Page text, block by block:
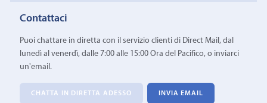
Contattaci
Puoi chattare in diretta con il servizio clienti di Direct Mail, dal
lunedì al venerdì, dalle 7:00 alle 15:00 Ora del Pacifico, o inviarci
un'email.
CHATTA IN DIRETTA ADESSO INVIA EMAIL